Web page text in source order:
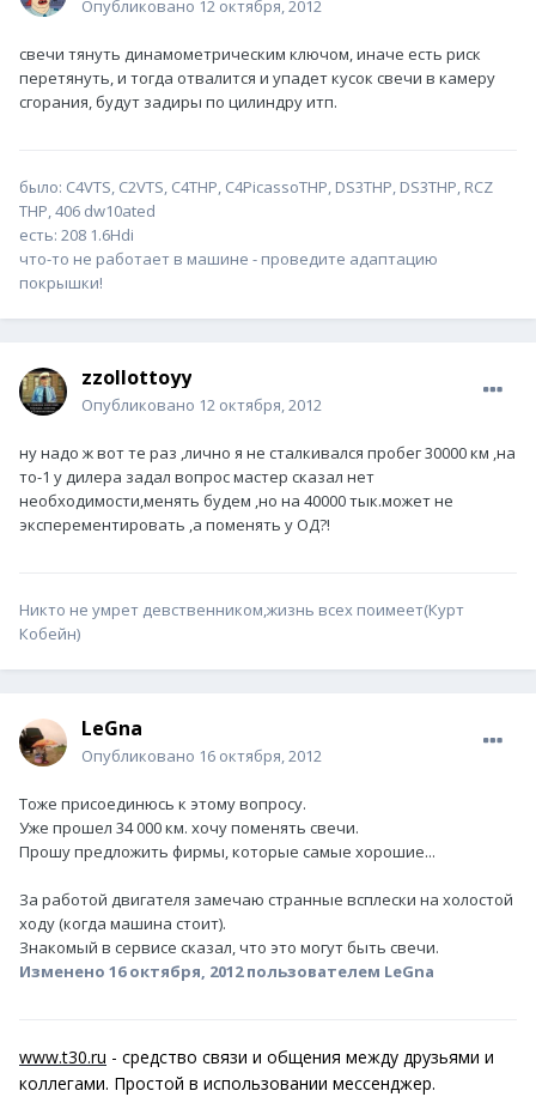
Опубликовано 12 октября, 2012
свечи тянуть динамометрическим ключом, иначе есть риск
перетянуть, и тогда отвалится и упадет кусок свечи в камеру
сгорания, будут задиры по цилиндру итп.
было: С4VTS, C2VTS, C4THP, C4PicassoTHP, DS3THP, DS3THP, RCZ
THP, 406 dw10ated
есть: 208 1.6Hdi
что-то не работает в машине - проведите адаптацию
покрышки!
zzollottoyy
Опубликовано 12 октября, 2012
ну надо ж вот те раз ,лично я не сталкивался пробег 30000 км ,на
то-1 у дилера задал вопрос мастер сказал нет
необходимости,менять будем ,но на 40000 тык.может не
эксперементировать ,а поменять у ОД?!
Никто не умрет девственником,жизнь всех поимеет(Курт
Кобейн)
LeGna
Опубликовано 16 октября, 2012
Тоже присоединюсь к этому вопросу.
Уже прошел 34 000 км. хочу поменять свечи.
Прошу предложить фирмы, которые самые хорошие...
За работой двигателя замечаю странные всплески на холостой
ходу (когда машина стоит).
Знакомый в сервисе сказал, что это могут быть свечи.
Изменено 16 октября, 2012пользователем LeGna
www.t30.ru - средство связи и общения между друзьями и
коллегами. Простой в использовании мессенджер.